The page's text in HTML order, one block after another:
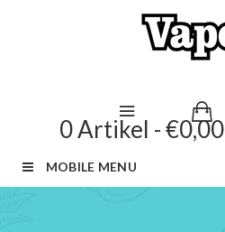
0 Artikel - €0,00
MOBILE MENU